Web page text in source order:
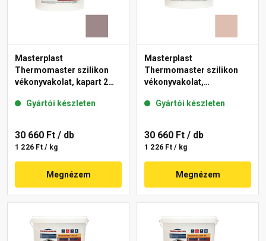
Masterplast
Thermomaster szilikon
vékonyvakolat, kapart 2
Gyártói készleten
30 660 Ft / db
1 226 Ft / kg
Megnézem
Masterplast
Thermomaster szilikon
vékonyvakolat,
13-D 25 kg
Gyártói készleten
30 660 Ft / db
1 226 Ft / kg
Megnézem